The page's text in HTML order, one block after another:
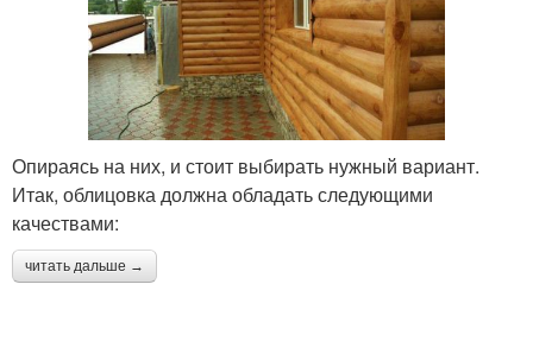
Опираясь на них, и стоит выбирать нужный вариант.
Итак, облицовка должна обладать следующими
качествами:
читать дальше →